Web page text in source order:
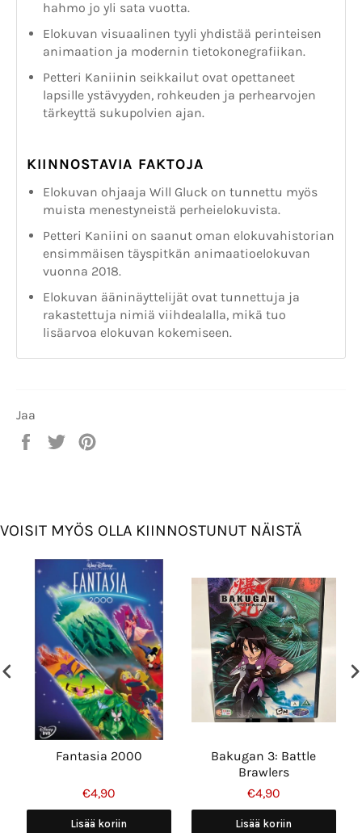
hahmo jo yli sata vuotta.
Elokuvan visuaalinen tyyli yhdistää perinteisen
animaation ja modernin tietokonegrafiikan.
Petteri Kaniinin seikkailut ovat opettaneet
lapsille ystävyyden, rohkeuden ja perhearvojen
tärkeyttä sukupolvien ajan.
KIINNOSTAVIA FAKTOJA
Elokuvan ohjaaja Will Gluck on tunnettu myös
muista menestyneistä perheielokuvista.
Petteri Kaniini on saanut oman elokuvahistorian
ensimmäisen täyspitkän animaatioelokuvan
vuonna 2018.
Elokuvan ääninäyttelijät ovat tunnettuja ja
rakastettuja nimiä viihdealalla, mikä tuo
lisäarvoa elokuvan kokemiseen.
Jaa
Jaa
Twiittaa
VOISIT MYÖS OLLA KIINNOSTUNUT NÄISTÄ
Fantasia 2000
€4,90
Lisää koriin
Bakugan 3: Battle
Brawlers
€4,90
Lisää koriin